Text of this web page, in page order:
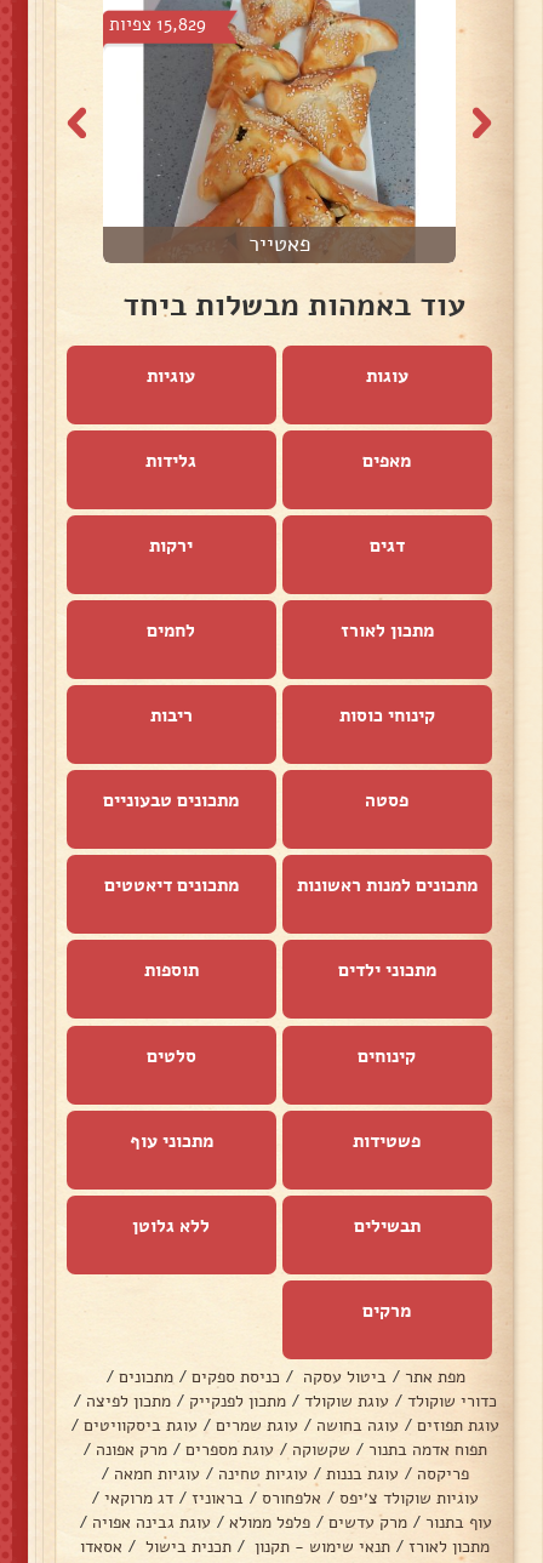
15,829 צפיות
פאטייר
עוד באמהות מבשלות ביחד
עוגות עוגיות
מאפים גלידות
דגים ירקות
מתכון לאורז לחמים
קינוחי כוסות ריבות
פסטה מתכונים טבעוניים
מתכונים למנות ראשונות מתכונים דיאטטים
מתכוני ילדים תוספות
קינוחים סלטים
פשטידות מתכוני עוף
תבשילים ללא גלוטן
מרקים
מפת אתר / ביטול עסקה / כניסת ספקים / מתכונים /
כדורי שוקולד / עוגת שוקולד / מתכון לפנקייק / מתכון לפיצה /
עוגת תפוזים / עוגה בחושה / עוגת שמרים / עוגת ביסקוויטים /
תפוח אדמה בתנור / שקשוקה / עוגת מספרים / מרק אפונה /
פריקסה / עוגת בננות / עוגיות טחינה / עוגיות חמאה /
עוגיות שוקולד צ׳יפס / אלפחורס / בראוניז / דג מרוקאי /
עוף בתנור / מרק עדשים / פלפל ממולא / עוגת גבינה אפויה /
מתכון לאורז / תנאי שימוש - תקנון / תכנית בישול / אסאדו